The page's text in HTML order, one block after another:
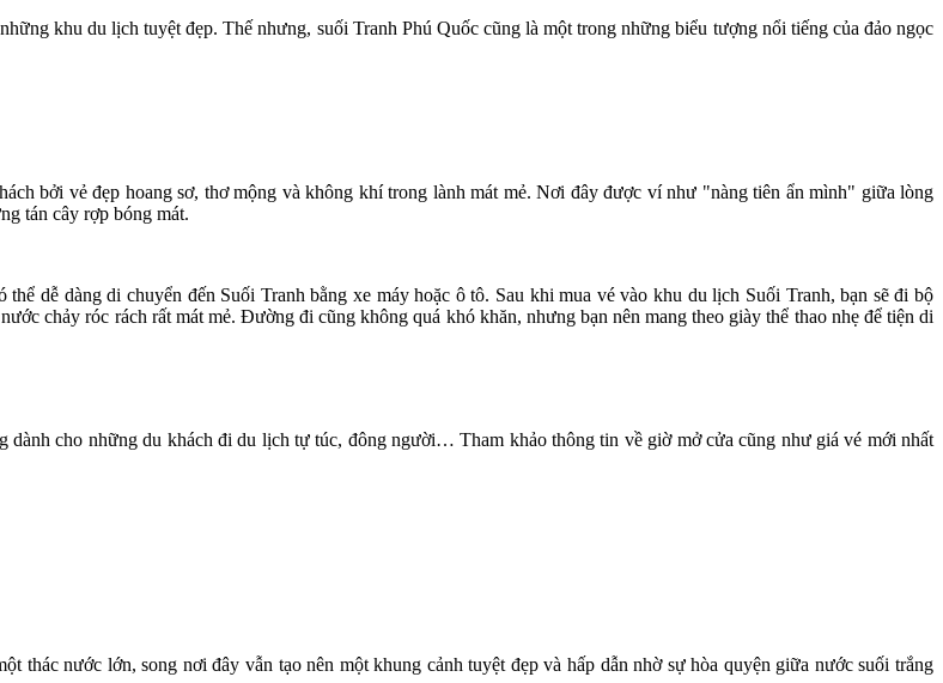
khu du lịch tuyệt đẹp. Thế nhưng, suối Tranh Phú Quốc cũng là một trong những biểu tượng nổi tiếng của đảo ngọc
bởi vẻ đẹp hoang sơ, thơ mộng và không khí trong lành mát mẻ. Nơi đây được ví như "nàng tiên ẩn mình" giữa lòng
tán cây rợp bóng mát.
dễ dàng di chuyển đến Suối Tranh bằng xe máy hoặc ô tô. Sau khi mua vé vào khu du lịch Suối Tranh, bạn sẽ đi bộ
chảy róc rách rất mát mẻ. Đường đi cũng không quá khó khăn, nhưng bạn nên mang theo giày thể thao nhẹ để tiện di
cho những du khách đi du lịch tự túc, đông người… Tham khảo thông tin về giờ mở cửa cũng như giá vé mới nhất
thác nước lớn, song nơi đây vẫn tạo nên một khung cảnh tuyệt đẹp và hấp dẫn nhờ sự hòa quyện giữa nước suối trắng